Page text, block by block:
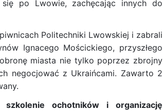
po Lwowie, zachęcając innych do
Politechniki Lwowskiej i zabrali
Ignacego Mościckiego, przyszłego
miasta nie tylko poprzez zbrojny
negocjować z Ukraińcami. Zawarto 2
szkolenie ochotników i organizację